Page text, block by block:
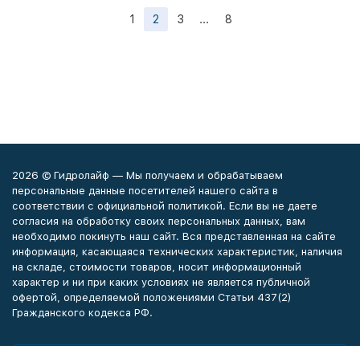
1 2 3 ... 8
2026 © Гидролайф — Мы получаем и обрабатываем
персональные данные посетителей нашего сайта в
соответствии с официальной политикой. Если вы не даете
согласия на обработку своих персональных данных, вам
необходимо покинуть наш сайт. Вся представленная на сайте
информация, касающаяся технических характеристик, наличия
на складе, стоимости товаров, носит информационный
характер и ни при каких условиях не является публичной
офертой, определяемой положениями Статьи 437(2)
Гражданского кодекса РФ.